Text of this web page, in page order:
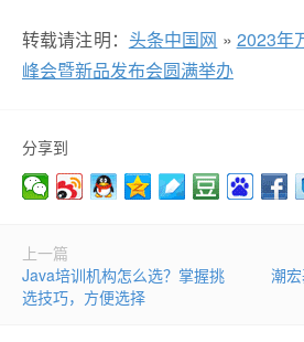
转载请注明： 头条中国网 » 2023年
峰会暨新品发布会圆满举办
分享到
上一篇
Java培训机构怎么选？掌握挑
选技巧，方便选择
潮